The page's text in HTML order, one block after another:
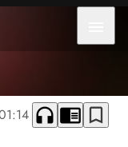
headphones chrome_reader_mode bookmark_border